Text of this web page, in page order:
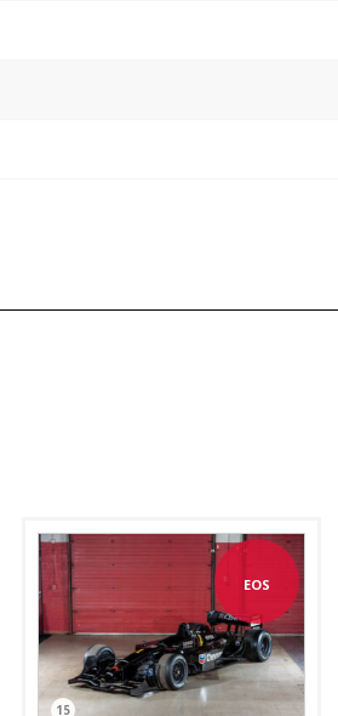
EOS
15